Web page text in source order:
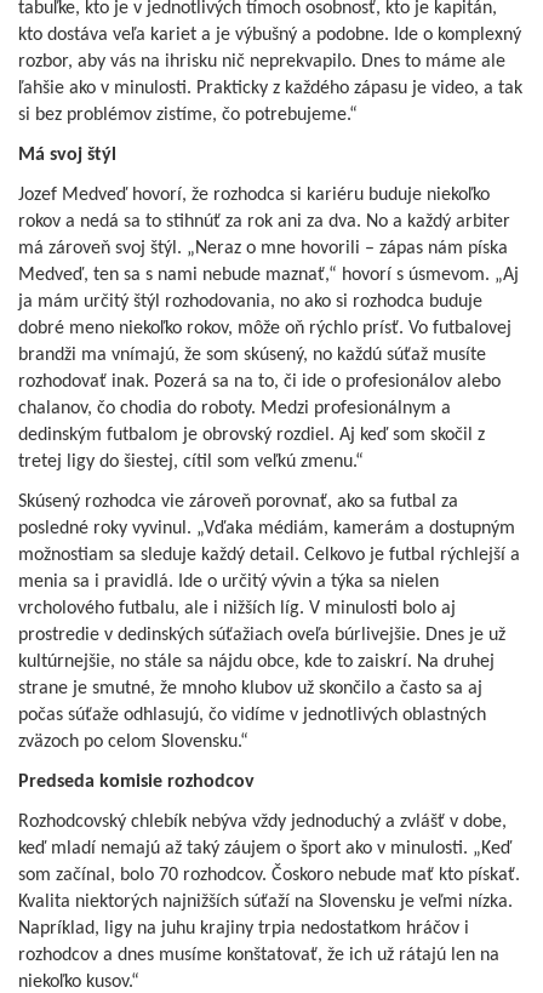
tabuľke, kto je v jednotlivých tímoch osobnosť, kto je kapitán,
kto dostáva veľa kariet a je výbušný a podobne. Ide o komplexný
rozbor, aby vás na ihrisku nič neprekvapilo. Dnes to máme ale
ľahšie ako v minulosti. Prakticky z každého zápasu je video, a tak
si bez problémov zistíme, čo potrebujeme.“
Má svoj štýl
Jozef Medveď hovorí, že rozhodca si kariéru buduje niekoľko
rokov a nedá sa to stihnúť za rok ani za dva. No a každý arbiter
má zároveň svoj štýl. „Neraz o mne hovorili – zápas nám píska
Medveď, ten sa s nami nebude maznať,“ hovorí s úsmevom. „Aj
ja mám určitý štýl rozhodovania, no ako si rozhodca buduje
dobré meno niekoľko rokov, môže oň rýchlo prísť. Vo futbalovej
brandži ma vnímajú, že som skúsený, no každú súťaž musíte
rozhodovať inak. Pozerá sa na to, či ide o profesionálov alebo
chalanov, čo chodia do roboty. Medzi profesionálnym a
dedinským futbalom je obrovský rozdiel. Aj keď som skočil z
tretej ligy do šiestej, cítil som veľkú zmenu.“
Skúsený rozhodca vie zároveň porovnať, ako sa futbal za
posledné roky vyvinul. „Vďaka médiám, kamerám a dostupným
možnostiam sa sleduje každý detail. Celkovo je futbal rýchlejší a
menia sa i pravidlá. Ide o určitý vývin a týka sa nielen
vrcholového futbalu, ale i nižších líg. V minulosti bolo aj
prostredie v dedinských súťažiach oveľa búrlivejšie. Dnes je už
kultúrnejšie, no stále sa nájdu obce, kde to zaiskrí. Na druhej
strane je smutné, že mnoho klubov už skončilo a často sa aj
počas súťaže odhlasujú, čo vidíme v jednotlivých oblastných
zväzoch po celom Slovensku.“
Predseda komisie rozhodcov
Rozhodcovský chlebík nebýva vždy jednoduchý a zvlášť v dobe,
keď mladí nemajú až taký záujem o šport ako v minulosti. „Keď
som začínal, bolo 70 rozhodcov. Čoskoro nebude mať kto pískať.
Kvalita niektorých najnižších súťaží na Slovensku je veľmi nízka.
Napríklad, ligy na juhu krajiny trpia nedostatkom hráčov i
rozhodcov a dnes musíme konštatovať, že ich už rátajú len na
niekoľko kusov.“